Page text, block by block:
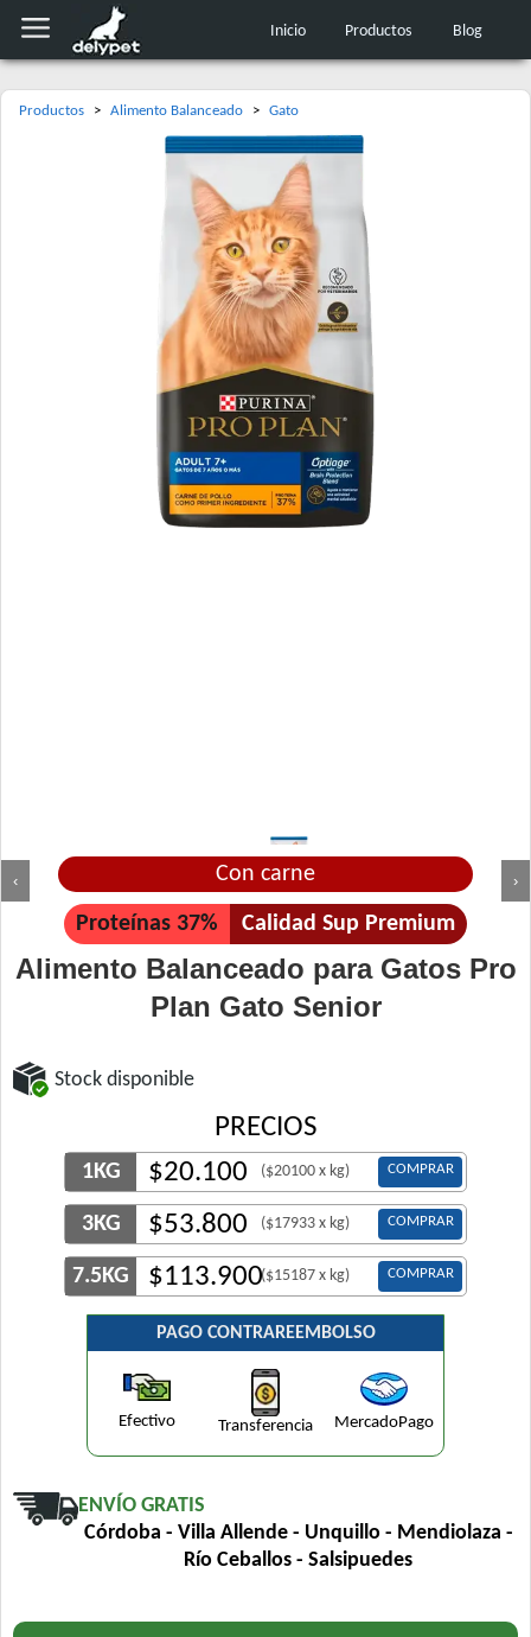
Inicio Productos Blog
Productos > Alimento Balanceado > Gato
‹ ›
Con carne
Proteínas 37% Calidad Sup Premium
Alimento Balanceado para Gatos Pro
Plan Gato Senior
Stock disponible
PRECIOS
1KG $20.100 ($20100 x kg) COMPRAR
3KG $53.800 ($17933 x kg) COMPRAR
7.5KG $113.900($15187 x kg) COMPRAR
PAGO CONTRAREEMBOLSO
Efectivo Transferencia MercadoPago
ENVÍO GRATIS
Córdoba - Villa Allende - Unquillo - Mendiolaza -
Río Ceballos - Salsipuedes